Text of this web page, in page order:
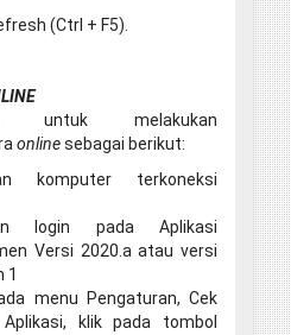
(Ctrl + F5).
untuk melakukan
onlinesebagai berikut:
komputer terkoneksi
login pada Aplikasi
Versi 2020.a atau versi
1
menu Pengaturan, Cek
Aplikasi, klik pada tombol